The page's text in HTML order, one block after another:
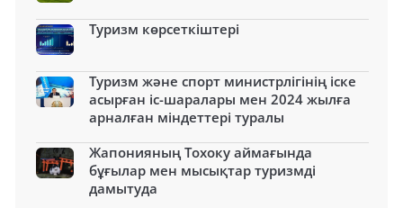
Туризм көрсеткіштері
Туризм және спорт министрлігінің іске
асырған іс-шаралары мен 2024 жылға
арналған міндеттері туралы
Жапонияның Тохоку аймағында
бұғылар мен мысықтар туризмді
дамытуда